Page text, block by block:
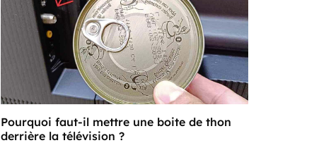
Pourquoi faut-il mettre une boite de thon
derrière la télévision ?